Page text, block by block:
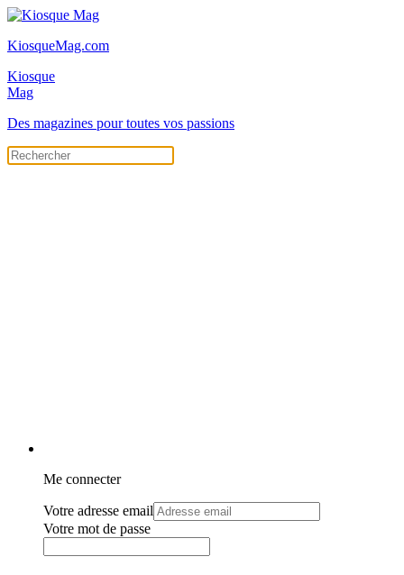
KiosqueMag.com
Kiosque
Mag
Des magazines pour toutes vos passions
Me connecter
Votre adresse email
Votre mot de passe